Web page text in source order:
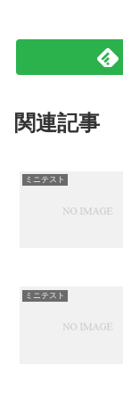
関連記事
ミニテスト
ミニテスト